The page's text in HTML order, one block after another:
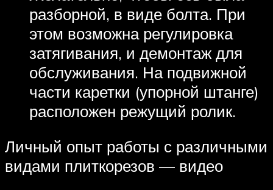
разборной, в виде болта. При
этом возможна регулировка
затягивания, и демонтаж для
обслуживания. На подвижной
части каретки (упорной штанге)
расположен режущий ролик.
Личный опыт работы с различными
видами плиткорезов — видео